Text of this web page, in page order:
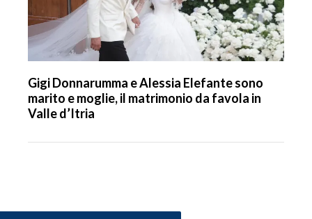
Gigi Donnarumma e Alessia Elefante sono
marito e moglie, il matrimonio da favola in
Valle d’Itria